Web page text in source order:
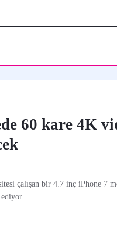
60 kare 4K
çalışan bir 4.7 inç iPhone 7